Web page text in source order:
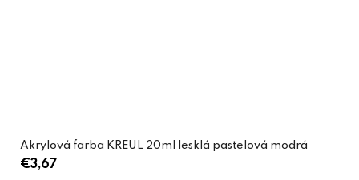
Akrylová farba KREUL 20ml lesklá pastelová modrá
€3,67